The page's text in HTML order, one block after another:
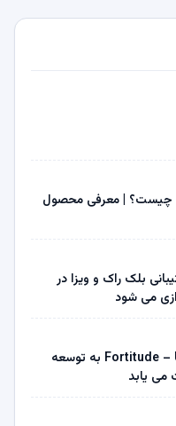
چیست؟ | معرفی محصول
بلک راک و ویزا در
Zcash به لطف Fortitude – U.Today به توسعه
یابد